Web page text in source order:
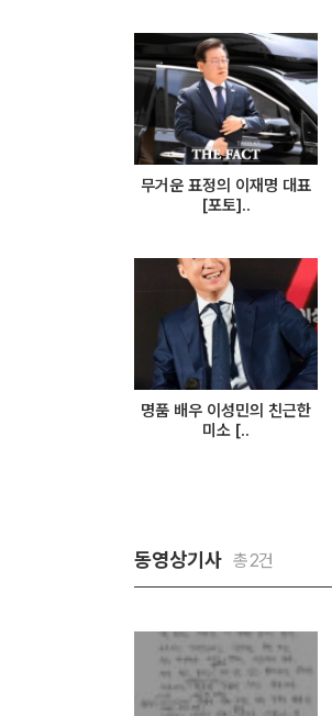
무거운 표정의 이재명 대표
[포토]..
명품 배우 이성민의 친근한
미소 [..
동영상기사 총2건